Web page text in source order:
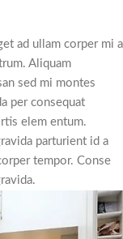
ad ullam corper mi a
Aliquam
sed mi montes
per consequat
elem entum.
parturient id a
tempor. Conse